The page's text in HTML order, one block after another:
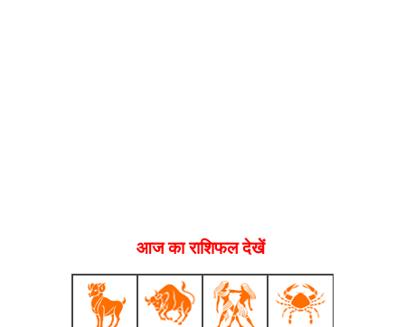
आज का राशिफल देखें